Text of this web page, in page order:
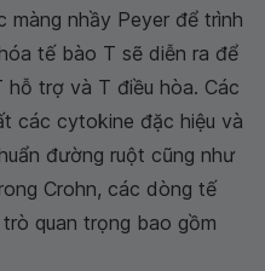
màng nhầy Peyer để trình
tế bào T sẽ diễn ra để
trợ và T điều hòa. Các
các cytokine đặc hiệu và
đường ruột cũng như
Crohn, các dòng tế
quan trọng bao gồm